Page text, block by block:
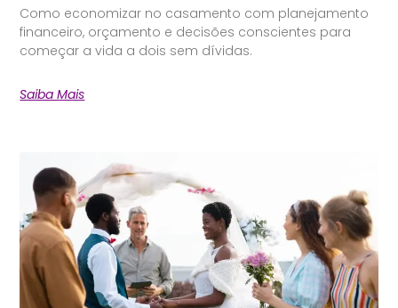
Como economizar no casamento com planejamento
financeiro, orçamento e decisões conscientes para
começar a vida a dois sem dívidas.
Saiba Mais